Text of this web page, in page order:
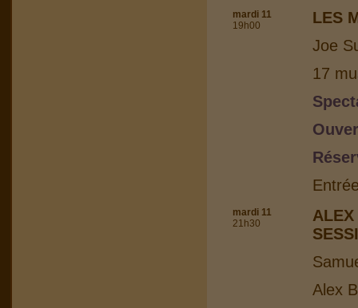
mardi 11
19h00
LES
Joe
17
mardi 11
21h30
Alex